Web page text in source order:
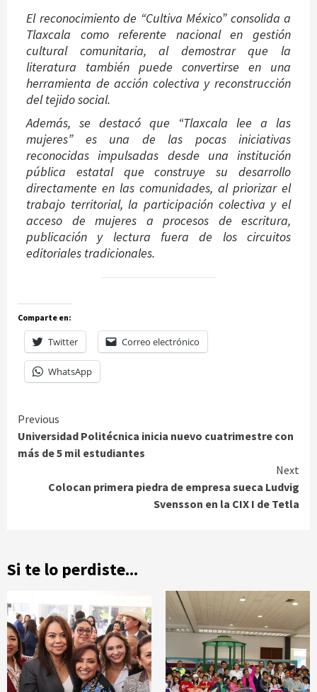
El reconocimiento de “Cultiva México” consolida a
Tlaxcala como referente nacional en gestión
cultural comunitaria, al demostrar que la
literatura también puede convertirse en una
herramienta de acción colectiva y reconstrucción
del tejido social.
Además, se destacó que “Tlaxcala lee a las
mujeres” es una de las pocas iniciativas
reconocidas impulsadas desde una institución
pública estatal que construye su desarrollo
directamente en las comunidades, al priorizar el
trabajo territorial, la participación colectiva y el
acceso de mujeres a procesos de escritura,
publicación y lectura fuera de los circuitos
editoriales tradicionales.
Comparte en:
Twitter Correo electrónico
WhatsApp
Continue
Reading
Previous
Universidad Politécnica inicia nuevo cuatrimestre con
más de 5 mil estudiantes
Next
Colocan primera piedra de empresa sueca Ludvig
Svensson en la CIX I de Tetla
Si te lo perdiste...